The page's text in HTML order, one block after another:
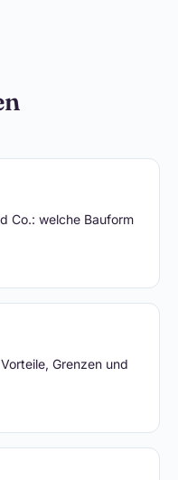
Co.: welche Bauform
Grenzen und